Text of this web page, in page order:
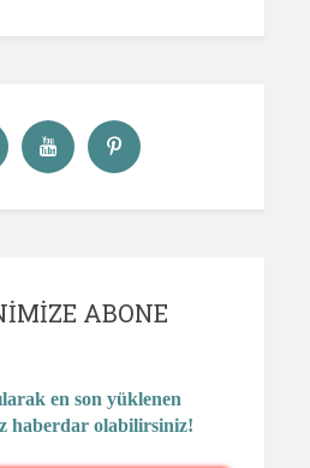
ABONE
en son yüklenen
haberdar olabilirsiniz!